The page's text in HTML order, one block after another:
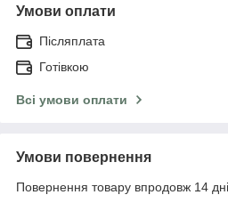
Умови оплати
Післяплата
Готівкою
Всі умови оплати
Умови повернення
Повернення товару впродовж 14